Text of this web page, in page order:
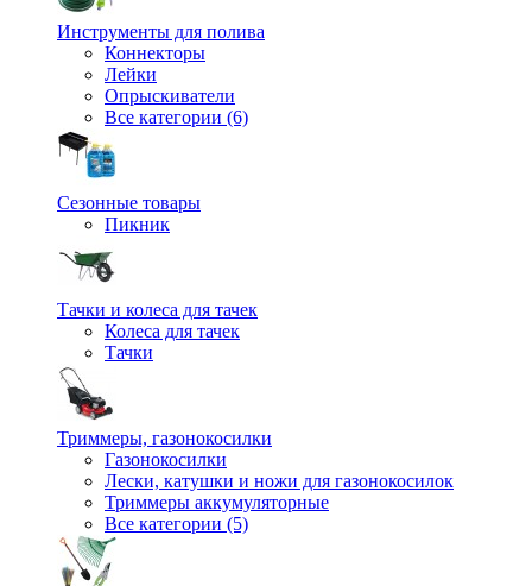
Инструменты для полива
Коннекторы
Лейки
Опрыскиватели
Все категории (6)
Сезонные товары
Пикник
Тачки и колеса для тачек
Колеса для тачек
Тачки
Триммеры, газонокосилки
Газонокосилки
Лески, катушки и ножи для газонокосилок
Триммеры аккумуляторные
Все категории (5)